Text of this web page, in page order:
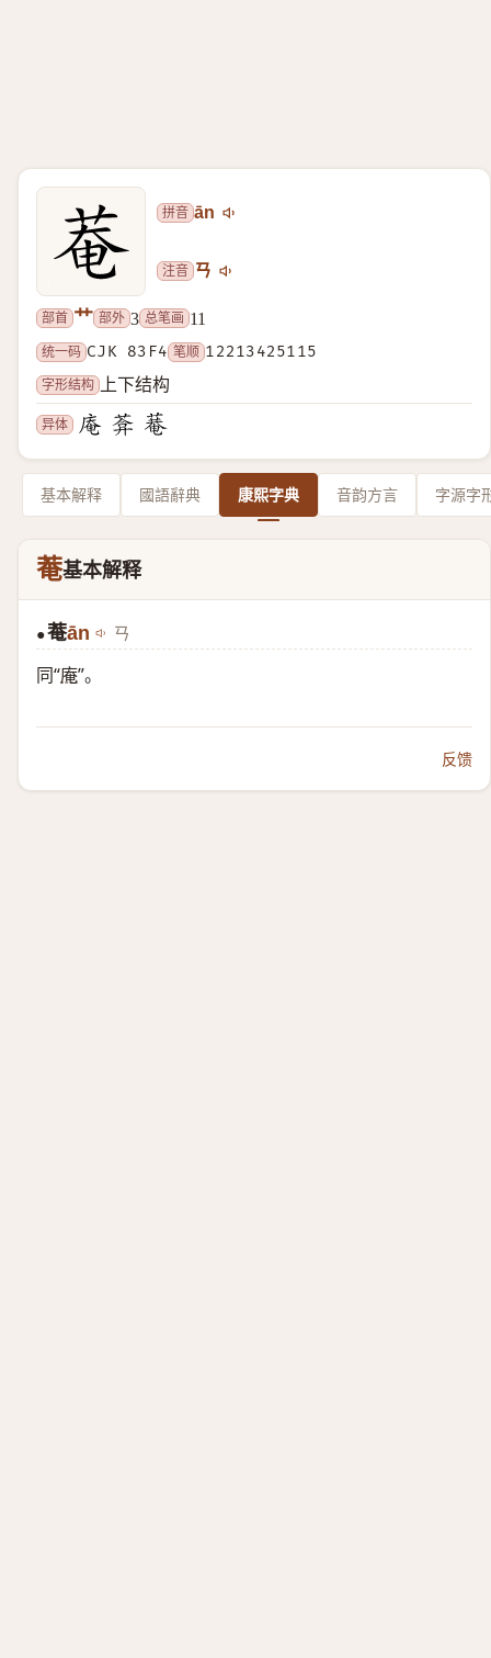
拼音 ān
注音 ㄢ
部首 艹 部外 3 总笔画 11
统一码 CJK 83F4 笔顺 12213425115
字形结构
上下结构
异体
基本解释 國語辭典 康熙字典 音韵方言 字源字
菴基本解释
●菴ān ㄢ
同“庵”。
反馈